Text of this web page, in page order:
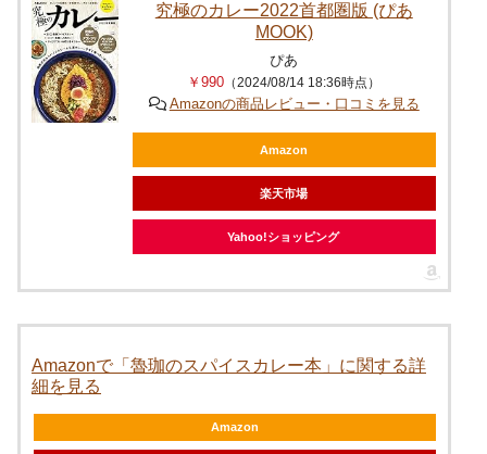
究極のカレー2022首都圏版 (ぴあ
MOOK)
ぴあ
￥990 （2024/08/14 18:36時点）
Amazonの商品レビュー・口コミを見る
Amazon
楽天市場
Yahoo!ショッピング
Amazonで「魯珈のスパイスカレー本」に関する詳
細を見る
Amazon